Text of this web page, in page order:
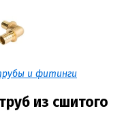
и фитинги
из сшитого